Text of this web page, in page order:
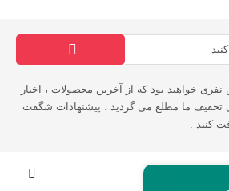
نفری خواهید بود که از آخرین محصولات ، اخبار
تخفیف ما مطلع می گردید ، پیشنهادات شگفت
کنید .